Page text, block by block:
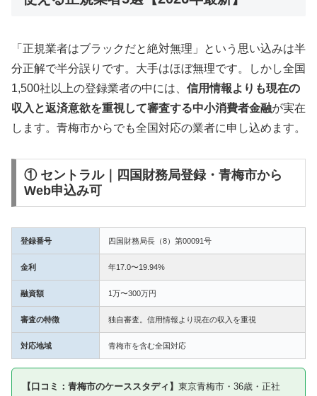
「正規業者はブラックだと絶対無理」という思い込みは半
分正解で半分誤りです。大手はほぼ無理です。しかし全国
1,500社以上の登録業者の中には、 信用情報よりも現在の
収入と返済意欲を重視して審査する中小消費者金融が実在
します。青梅市からでも全国対応の業者に申し込めます。
① セントラル｜四国財務局登録・青梅市から
Web申込み可
登録番号 四国財務局長（8）第00091号
金利 年17.0〜19.94%
融資額 1万〜300万円
審査の特徴 独自審査。信用情報より現在の収入を重視
対応地域 青梅市を含む全国対応
【口コミ：青梅市のケーススタディ】 東京青梅市・36歳・正社